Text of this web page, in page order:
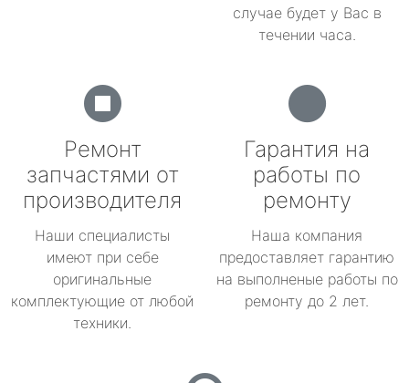
случае будет у Вас в
течении часа.
Ремонт
запчастями от
производителя
Наши специалисты
имеют при себе
оригинальные
комплектующие от любой
техники.
Гарантия на
работы по
ремонту
Наша компания
предоставляет гарантию
на выполненые работы по
ремонту до 2 лет.